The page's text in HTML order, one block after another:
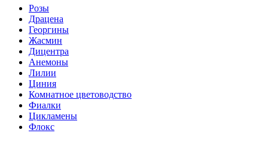
Розы
Драцена
Георгины
Жасмин
Дицентра
Анемоны
Лилии
Циния
Комнатное цветоводство
Фиалки
Цикламены
Флокс